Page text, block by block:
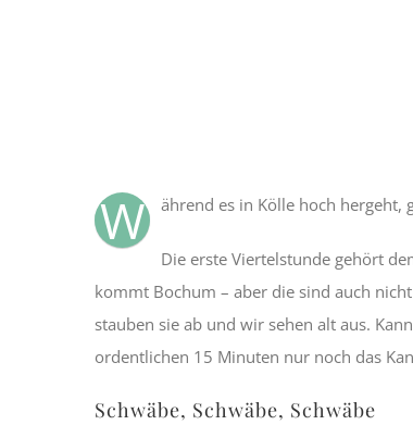
W ährend es in Kölle hoch hergeht,
Die erste Viertelstunde gehört
kommt Bochum – aber die sind auch
stauben sie ab und wir sehen alt aus.
ordentlichen 15 Minuten nur noch das
Schwäbe, Schwäbe, Schwäbe